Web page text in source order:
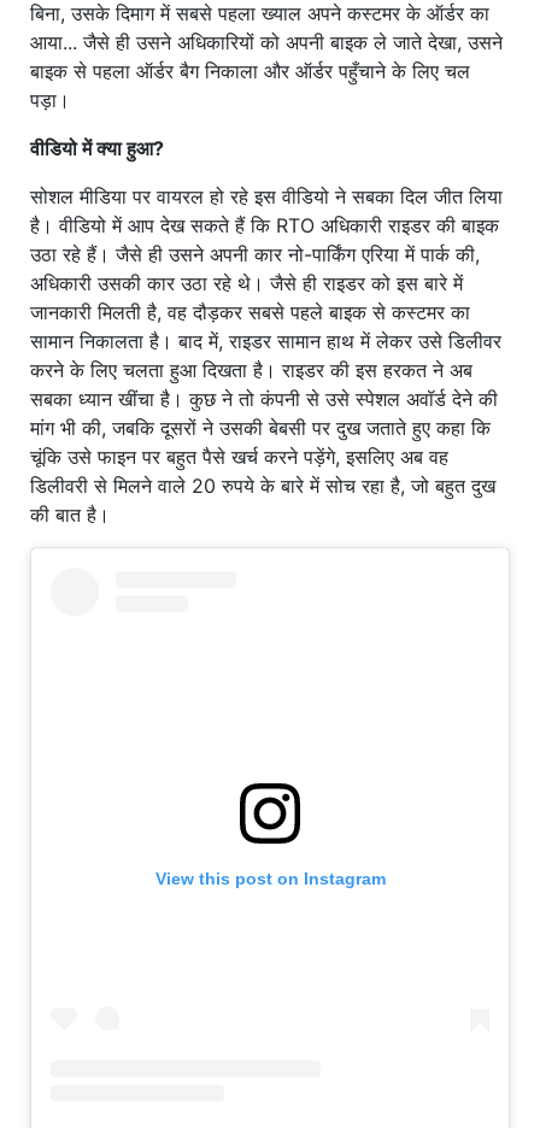
बिना, उसके दिमाग में सबसे पहला ख्याल अपने कस्टमर के ऑर्डर का
आया... जैसे ही उसने अधिकारियों को अपनी बाइक ले जाते देखा, उसने
बाइक से पहला ऑर्डर बैग निकाला और ऑर्डर पहुँचाने के लिए चल
पड़ा।
वीडियो में क्या हुआ?
सोशल मीडिया पर वायरल हो रहे इस वीडियो ने सबका दिल जीत लिया
है। वीडियो में आप देख सकते हैं कि RTO अधिकारी राइडर की बाइक
उठा रहे हैं। जैसे ही उसने अपनी कार नो-पार्किंग एरिया में पार्क की,
अधिकारी उसकी कार उठा रहे थे। जैसे ही राइडर को इस बारे में
जानकारी मिलती है, वह दौड़कर सबसे पहले बाइक से कस्टमर का
सामान निकालता है। बाद में, राइडर सामान हाथ में लेकर उसे डिलीवर
करने के लिए चलता हुआ दिखता है। राइडर की इस हरकत ने अब
सबका ध्यान खींचा है। कुछ ने तो कंपनी से उसे स्पेशल अवॉर्ड देने की
मांग भी की, जबकि दूसरों ने उसकी बेबसी पर दुख जताते हुए कहा कि
चूंकि उसे फाइन पर बहुत पैसे खर्च करने पड़ेंगे, इसलिए अब वह
डिलीवरी से मिलने वाले 20 रुपये के बारे में सोच रहा है, जो बहुत दुख
की बात है।
View this post on Instagram